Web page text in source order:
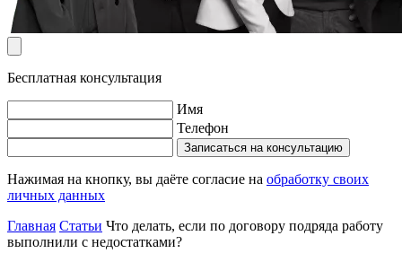
Бесплатная консультация
Имя
Телефон
Записаться на консультацию
Нажимая на кнопку, вы даёте согласие на обработку своих
личных данных
Главная Статьи Что делать, если по договору подряда работу
выполнили с недостатками?